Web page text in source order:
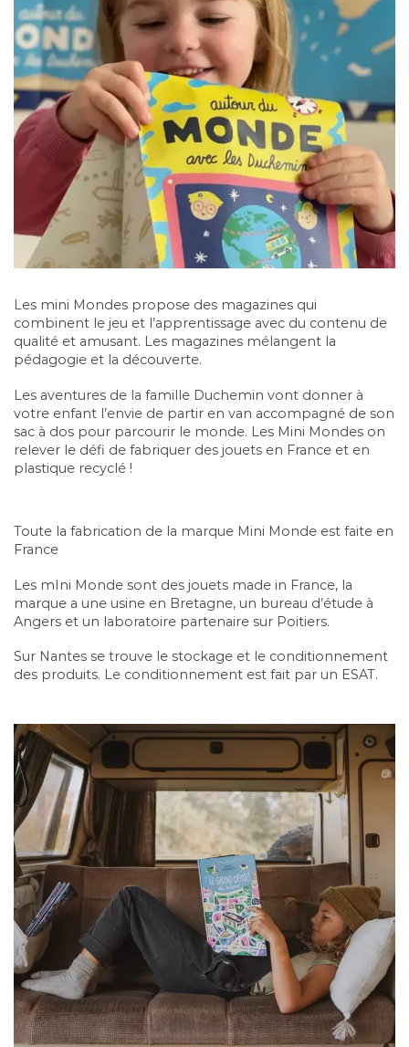
Les mini Mondes propose des magazines qui
combinent le jeu et l’apprentissage avec du contenu de
qualité et amusant. Les magazines mélangent la
pédagogie et la découverte.
Les aventures de la famille Duchemin vont donner à
votre enfant l’envie de partir en van accompagné de son
sac à dos pour parcourir le monde. Les Mini Mondes on
relever le défi de fabriquer des jouets en France et en
plastique recyclé !
Toute la fabrication de la marque Mini Monde est faite en
France
Les mIni Monde sont des jouets made in France, la
marque a une usine en Bretagne, un bureau d’étude à
Angers et un laboratoire partenaire sur Poitiers.
Sur Nantes se trouve le stockage et le conditionnement
des produits. Le conditionnement est fait par un ESAT.